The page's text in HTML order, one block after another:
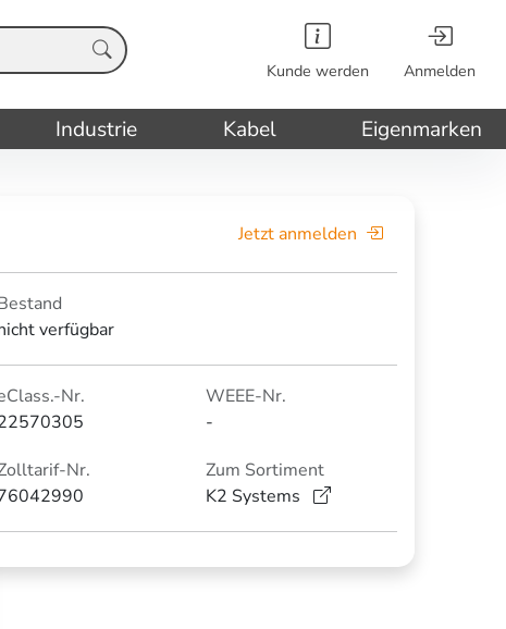
Kunde werden Anmelden
Industrie Kabel Eigenmarken
Jetzt anmelden
verfügbar
Nr.
WEEE-Nr.
-
Nr.
Zum Sortiment
K2 Systems